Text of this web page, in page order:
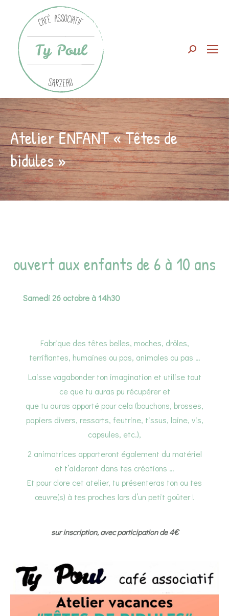
Search:
Atelier ENFANT « Têtes de
bidules »
ouvert aux enfants de 6 à 10 ans
Samedi 26 octobre à 14h30
Fabrique des têtes belles, moches, drôles,
terrifiantes, humaines ou pas, animales ou pas …
Laisse vagabonder ton imagination et utilise tout
ce que tu auras pu récupérer et
que tu auras apporté pour cela (bouchons, brosses,
papiers divers, ressorts, feutrine, tissus, laine, vis,
capsules, etc.),
2 animatrices apporteront également du matériel
et t’aideront dans tes créations …
Et pour clore cet atelier, tu présenteras ton ou tes
œuvre(s) à tes proches lors d’un petit goûter !
sur inscription, avec participation de 4€